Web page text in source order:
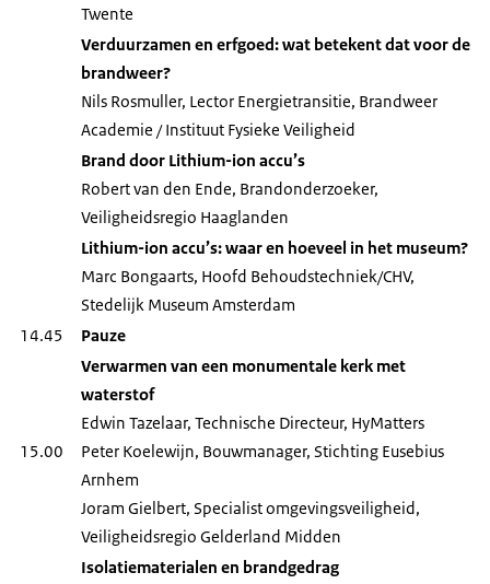
Twente
Verduurzamen en erfgoed: wat betekent dat voor de
brandweer?
Nils Rosmuller, Lector Energietransitie, Brandweer
Academie / Instituut Fysieke Veiligheid
Brand door Lithium-ion accu’s
Robert van den Ende, Brandonderzoeker,
Veiligheidsregio Haaglanden
Lithium-ion accu’s: waar en hoeveel in het museum?
Marc Bongaarts, Hoofd Behoudstechniek/CHV,
Stedelijk Museum Amsterdam
14.45
Pauze
15.00
Verwarmen van een monumentale kerk met
waterstof
Edwin Tazelaar, Technische Directeur, HyMatters
Peter Koelewijn, Bouwmanager, Stichting Eusebius
Arnhem
Joram Gielbert, Specialist omgevingsveiligheid,
Veiligheidsregio Gelderland Midden
Isolatiematerialen en brandgedrag